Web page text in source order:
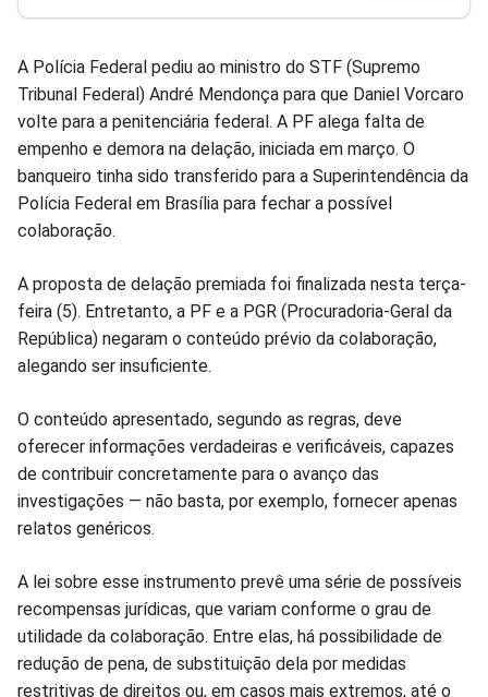
A Polícia Federal pediu ao ministro do STF (Supremo
Tribunal Federal) André Mendonça para que Daniel Vorcaro
volte para a penitenciária federal. A PF alega falta de
empenho e demora na delação, iniciada em março. O
banqueiro tinha sido transferido para a Superintendência da
Polícia Federal em Brasília para fechar a possível
colaboração.
A proposta de delação premiada foi finalizada nesta terça-
feira (5). Entretanto, a PF e a PGR (Procuradoria-Geral da
República) negaram o conteúdo prévio da colaboração,
alegando ser insuficiente.
O conteúdo apresentado, segundo as regras, deve
oferecer informações verdadeiras e verificáveis, capazes
de contribuir concretamente para o avanço das
investigações — não basta, por exemplo, fornecer apenas
relatos genéricos.
A lei sobre esse instrumento prevê uma série de possíveis
recompensas jurídicas, que variam conforme o grau de
utilidade da colaboração. Entre elas, há possibilidade de
redução de pena, de substituição dela por medidas
restritivas de direitos ou, em casos mais extremos, até o